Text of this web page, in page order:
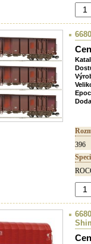
396